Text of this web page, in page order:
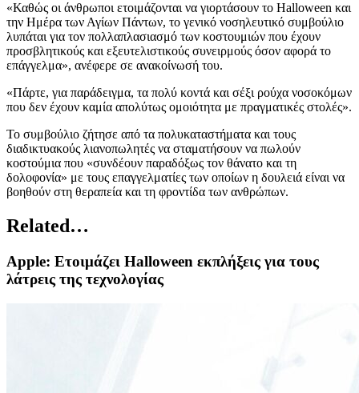
«Καθώς οι άνθρωποι ετοιμάζονται να γιορτάσουν το Halloween και
την Ημέρα των Αγίων Πάντων, το γενικό νοσηλευτικό συμβούλιο
λυπάται για τον πολλαπλασιασμό των κοστουμιών που έχουν
προσβλητικούς και εξευτελιστικούς συνειρμούς όσον αφορά το
επάγγελμα», ανέφερε σε ανακοίνωσή του.
«Πάρτε, για παράδειγμα, τα πολύ κοντά και σέξι ρούχα νοσοκόμων
που δεν έχουν καμία απολύτως ομοιότητα με πραγματικές στολές».
Το συμβούλιο ζήτησε από τα πολυκαταστήματα και τους
διαδικτυακούς λιανοπωλητές να σταματήσουν να πωλούν
κοστούμια που «συνδέουν παραδόξως τον θάνατο και τη
δολοφονία» με τους επαγγελματίες των οποίων η δουλειά είναι να
βοηθούν στη θεραπεία και τη φροντίδα των ανθρώπων.
Related…
Apple: Ετοιμάζει Halloween εκπλήξεις για τους
λάτρεις της τεχνολογίας